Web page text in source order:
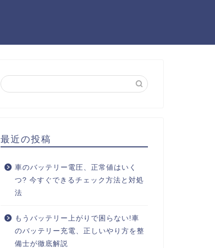
最近の投稿
車のバッテリー電圧、正常値はいく
つ? 今すぐできるチェック方法と対処
法
もうバッテリー上がりで困らない!車
のバッテリー充電、正しいやり方を整
備士が徹底解説